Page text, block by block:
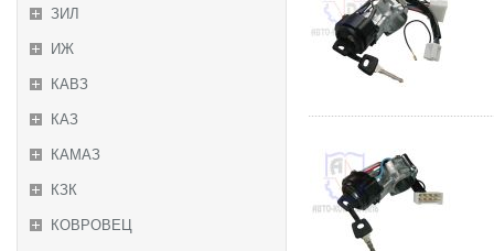
ЗИЛ
ИЖ
КАВЗ
КАЗ
КАМАЗ
КЗК
КОВРОВЕЦ